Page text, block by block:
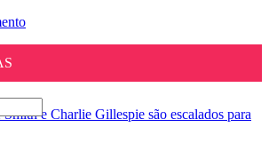
Smith e Charlie Gillespie são escalados para